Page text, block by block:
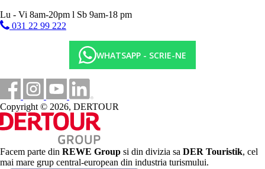
Mese incluse in pret
All Inclusive
Mic dejun 7.00-10.30, pranz 12.30-14.30 si cina 19.00-
21.30 tip bufet, bauturi racoritoare in timpul zilei.
Cantitate nelimitata de bauturi non-alcoolice imbuteliate si
Categoria oficiala
4 stele
Nota
In Grecia, trebuie sa platiti taxa turistica in functie de categoria
hotelului. Taxa nu este inclusa in pretul turului si trebuie platita
de catre client direct la receptia hotelului. Sfera si calitatea
Lu - Vi 8am-20pm l Sb 9am-18 pm
031 22 99 222
WHATSAPP - SCRIE-NE
Copyright © 2026, DERTOUR
Facem parte din REWE Group si din divizia sa DER Touristik, cel
mai mare grup central-european din industria turismului.